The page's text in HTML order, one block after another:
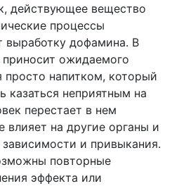
действующее вещество
процессы
выработку дофамина. В
приносит ожидаемого
просто напитком, который
казаться неприятным на
перестает в нем
влияет на другие органы и
и привыкания.
повторные
эффекта или